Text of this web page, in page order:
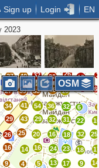
Sign up Login EN
2023
3
4
3
6
8
8
24
7
19
25
26
47
24
27
8
13
32
32 26
15
8
16 6
25
18
14
9
17
29
16
26 25
43
9 4
5
24
13
23
16
20
16
14
29 32
36
31
18 32
22
6
32
28
33
39
41 54
34
27
27 40
17
9
3
2
OSM